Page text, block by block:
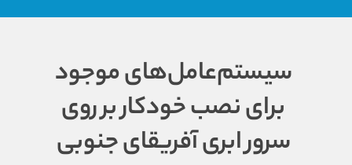
سیستم‌عامل‌های موجود
برای نصب خودکار بر روی
سرور ابری آفریقای جنوبی